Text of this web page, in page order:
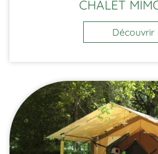
CHALET
Découvrir